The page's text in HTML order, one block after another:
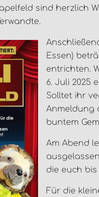
sind herzlich
Essen)
entrichten.
6. Juli 2025
Solltet ihr
Anmeldung
buntem
Am Abend
die euch
Für die